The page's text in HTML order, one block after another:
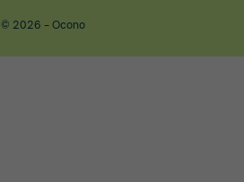
© 2026 - Ocono